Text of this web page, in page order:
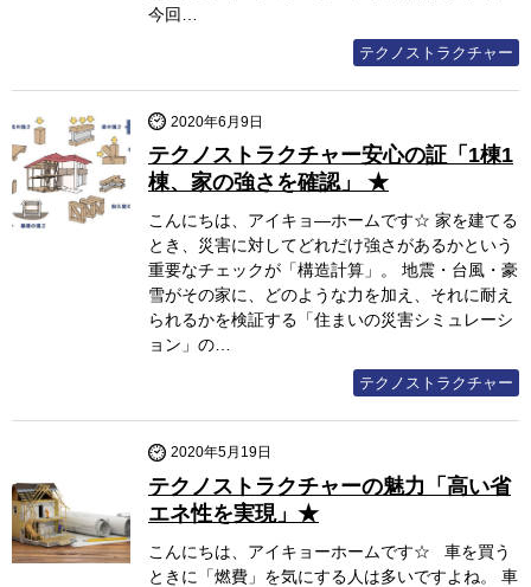
今回…
テクノストラクチャー
2020年6月9日
テクノストラクチャー安心の証「1棟1
棟、家の強さを確認」 ★
こんにちは、アイキョ―ホームです☆ 家を建てる
とき、災害に対してどれだけ強さがあるかという
重要なチェックが「構造計算」。 地震・台風・豪
雪がその家に、どのような力を加え、それに耐え
られるかを検証する「住まいの災害シミュレーシ
ョン」の…
テクノストラクチャー
2020年5月19日
テクノストラクチャーの魅力「高い省
エネ性を実現」★
こんにちは、アイキョーホームです☆ 車を買う
ときに「燃費」を気にする人は多いですよね。 車